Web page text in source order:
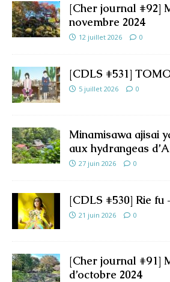
[Cher journal #92]
novembre 2024
12 juillet 2026 0
[CDLS #531]
5 juillet 2026 0
Minamisawa ajisai
aux hydrangeas
27 juin 2026 0
[CDLS #530] Rie fu
21 juin 2026 0
[Cher journal #91]
d’octobre 2024